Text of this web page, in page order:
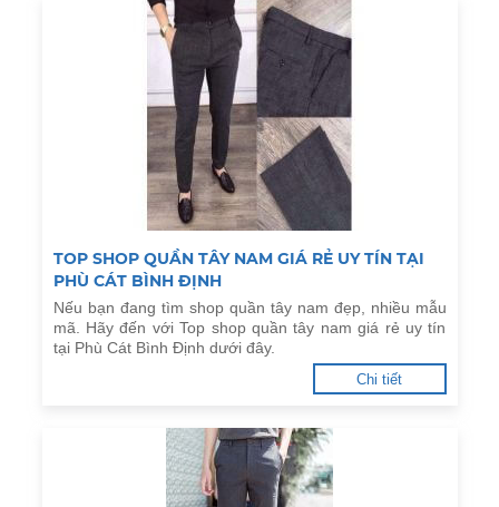
TOP SHOP QUẦN TÂY NAM GIÁ RẺ UY TÍN TẠI
PHÙ CÁT BÌNH ĐỊNH
Nếu bạn đang tìm shop quần tây nam đẹp, nhiều mẫu
mã. Hãy đến với Top shop quần tây nam giá rẻ uy tín
tại Phù Cát Bình Định dưới đây.
Chi tiết